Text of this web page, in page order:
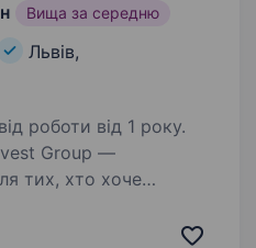
Вища за середню
Львів,
роботи від 1 року.
тих, хто хоче
з 2014 року,